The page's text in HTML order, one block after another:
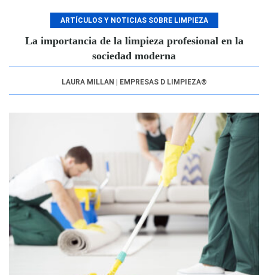
ARTÍCULOS Y NOTICIAS SOBRE LIMPIEZA
La importancia de la limpieza profesional en la
sociedad moderna
LAURA MILLAN | EMPRESAS D LIMPIEZA®